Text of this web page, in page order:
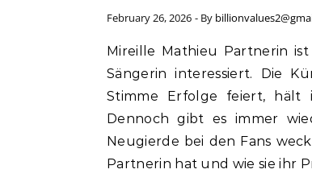
February 26, 2026 - By
Mireille Mathieu Partnerin ist ein Thema, das viele Fans der weltbekannten französischen
Sängerin interessiert. Die
Stimme Erfolge feiert, hält
Dennoch gibt es immer
Neugierde bei den Fans
Partnerin hat und wie sie ihr